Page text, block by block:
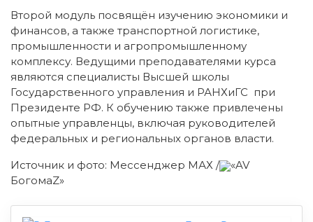
Второй модуль посвящён изучению экономики и
финансов, а также транспортной логистике,
промышленности и агропромышленному
комплексу. Ведущими преподавателями курса
являются специалисты Высшей школы
Государственного управления и РАНХиГС при
Президенте РФ. К обучению также привлечены
опытные управленцы, включая руководителей
федеральных и региональных органов власти.
Источник и фото: Мессенджер МАХ /
«AV
БогомаZ»